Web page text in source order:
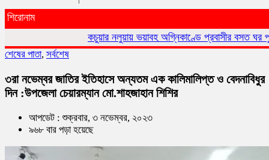
শিরোনাম
কচুয়ার নলুয়ায় ভয়াবহ অগ্নিকাণ্ডে প্রবাসীর বসত ঘর পুড়ে ছাই,ক্ষয়ক্ষতি
শেষের পাতা, সর্বশেষ
৩রা নভেম্বর জাতির ইতিহাসে অন্যতম এক কালিমালিপ্ত ও বেদনাবিধুর
দিন :উপজেলা চেয়ারম্যান মো.শাহজাহান শিশির
আপডেট : শুক্রবার, ৩ নভেম্বর, ২০২৩
৯৬৮ বার পড়া হয়েছে